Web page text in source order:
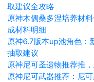
取建议全攻略
原神木偶桑多涅培养材
成材料明细
原神6.7版本up池角色：
抽取建议
原神尼可圣遗物推荐推
原神尼可武器推荐：尼